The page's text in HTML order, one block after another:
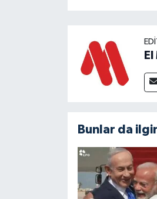
Bunlar da